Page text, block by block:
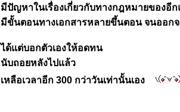
มีปัญหาในเรื่องเกี่ยวกับทางกฎหมายของอีก
มีขั้นตอนทางเอกสารหลายขึ้นตอน จนออกจ
ได้แต่บอกตัวเองให้อดทน
นับถอยหลังไปแล้ว
เหลือเวลาอีก 300 กว่าวันเท่านั้นเอง